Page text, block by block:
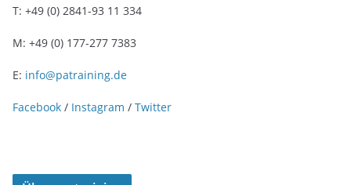
T: +49 (0) 2841-93 11 334
M: +49 (0) 177-277 7383
E: info@patraining.de
Facebook / Instagram / Twitter